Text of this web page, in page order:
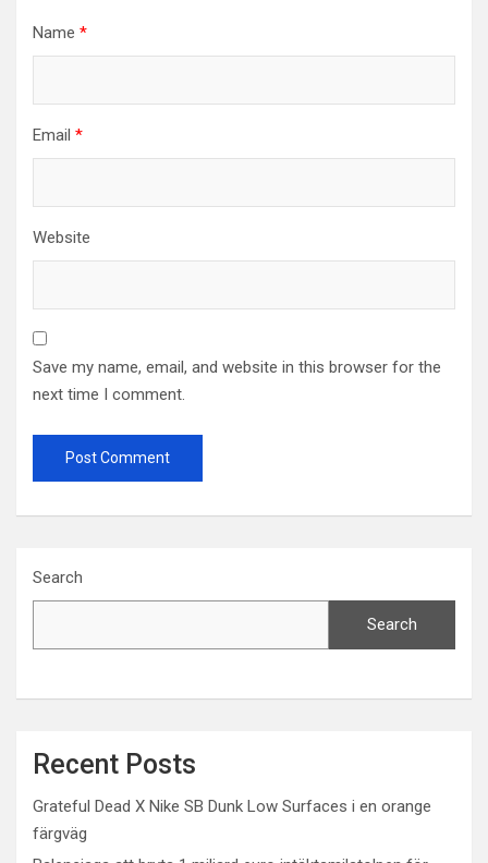
Name *
Email *
Website
Save my name, email, and website in this browser for the
next time I comment.
Search
Search
Recent Posts
Grateful Dead X Nike SB Dunk Low Surfaces i en orange
färgväg